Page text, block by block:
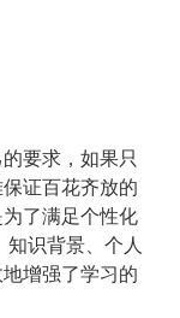
要求，如果只
证百花齐放的
了满足个性化
识背景、个人
增强了学习的